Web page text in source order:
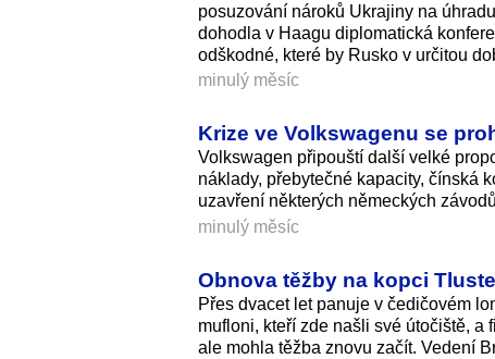
posuzování nároků Ukrajiny na
dohodla v Haagu diplomatická
odškodné, které by Rusko v určitou
minulý měsíc
Krize ve Volkswagenu se
Volkswagen připouští další velké
náklady, přebytečné kapacity, čínská
uzavření některých německých
minulý měsíc
Obnova těžby na kopci
Přes dvacet let panuje v čedičovém
mufloni, kteří zde našli své útočiště, a
ale mohla těžba znovu začít. Vedení